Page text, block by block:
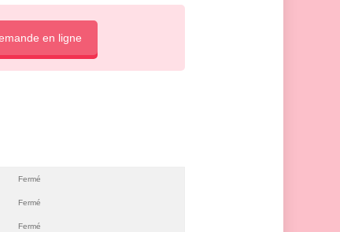
en ligne
Fermé
Fermé
Fermé